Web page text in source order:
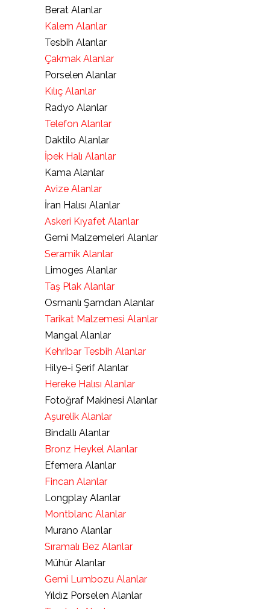
Berat Alanlar
Kalem Alanlar
Tesbih Alanlar
Çakmak Alanlar
Porselen Alanlar
Kılıç Alanlar
Radyo Alanlar
Telefon Alanlar
Daktilo Alanlar
İpek Halı Alanlar
Kama Alanlar
Avize Alanlar
İran Halısı Alanlar
Askeri Kıyafet Alanlar
Gemi Malzemeleri Alanlar
Seramik Alanlar
Limoges Alanlar
Taş Plak Alanlar
Osmanlı Şamdan Alanlar
Tarikat Malzemesi Alanlar
Mangal Alanlar
Kehribar Tesbih Alanlar
Hilye-i Şerif Alanlar
Hereke Halısı Alanlar
Fotoğraf Makinesi Alanlar
Aşurelik Alanlar
Bindallı Alanlar
Bronz Heykel Alanlar
Efemera Alanlar
Fincan Alanlar
Longplay Alanlar
Montblanc Alanlar
Murano Alanlar
Sıramalı Bez Alanlar
Mühür Alanlar
Gemi Lumbozu Alanlar
Yıldız Porselen Alanlar